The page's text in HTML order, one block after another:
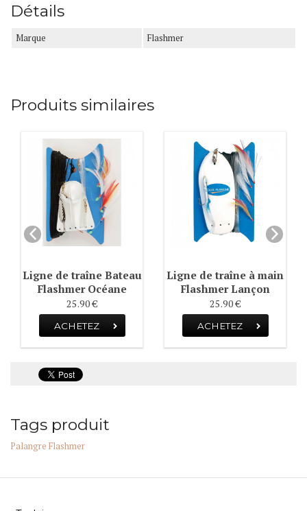
Détails
Marque Flashmer
Produits similaires
Ligne de traîne Bateau
Flashmer Océane
25.90 €
ACHETEZ
Ligne de traîne à main
Flashmer Lançon
25.90 €
ACHETEZ
Tags produit
Palangre Flashmer